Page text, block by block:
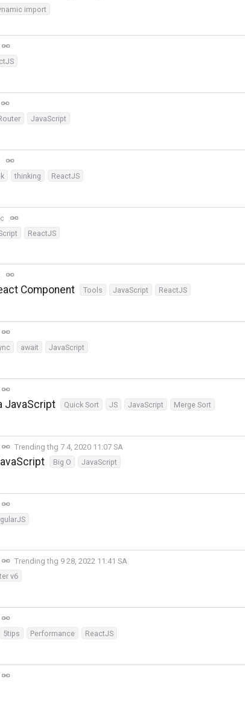
import
JavaScript
thinking ReactJS
ReactJS
Component Tools JavaScript ReactJS
await JavaScript
JavaScript Quick Sort JS JavaScript Merge Sort
Trending thg 7 4, 2020 11:07 SA
Big O JavaScript
Trending thg 9 28, 2022 11:41 SA
v6
5tips Performance ReactJS